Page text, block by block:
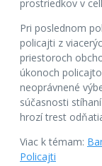
prostriedkov v
Pri poslednom
policajti z
priestoroch
úkonoch
neoprávnené
súčasnosti
hrozí trest
Viac k témam:
Policajti